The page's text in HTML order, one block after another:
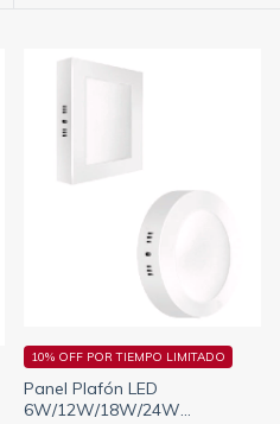
Panel Plafón LED
6W/12W/18W/24W
10% OFF POR TIEMPO LIMITADO